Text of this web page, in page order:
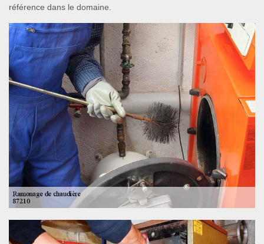
référence dans le domaine.